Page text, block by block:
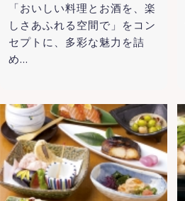
「おいしい料理とお酒を、楽
しさあふれる空間で」をコン
セプトに、多彩な魅力を詰
め…